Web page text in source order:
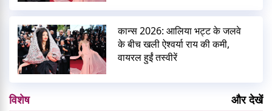
कान्स 2026: आलिया भट्ट के जलवे
के बीच खली ऐश्वर्या राय की कमी,
वायरल हुईं तस्वीरें
विशेष और देखें